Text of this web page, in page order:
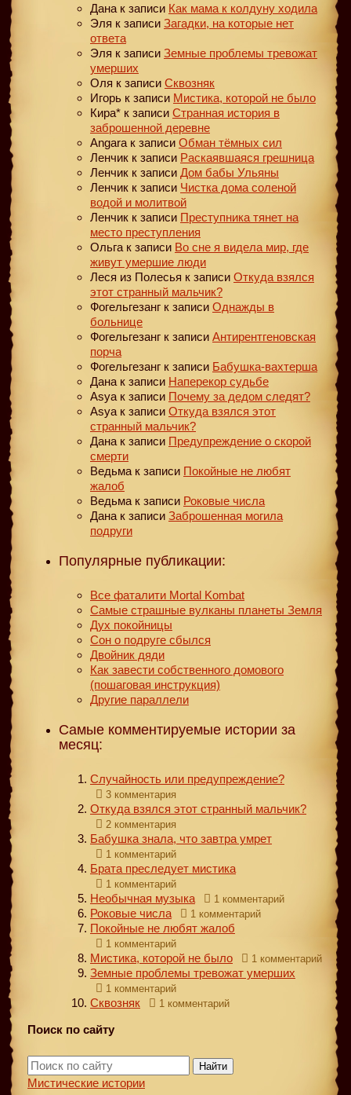
Дана к записи Как мама к колдуну ходила
Эля к записи Загадки, на которые нет
ответа
Эля к записи Земные проблемы тревожат
умерших
Оля к записи Сквозняк
Игорь к записи Мистика, которой не было
Кира* к записи Странная история в
заброшенной деревне
Angara к записи Обман тёмных сил
Ленчик к записи Раскаявшаяся грешница
Ленчик к записи Дом бабы Ульяны
Ленчик к записи Чистка дома соленой
водой и молитвой
Ленчик к записи Преступника тянет на
место преступления
Ольга к записи Во сне я видела мир, где
живут умершие люди
Леся из Полесья к записи Откуда взялся
этот странный мальчик?
Фогельгезанг к записи Однажды в
больнице
Фогельгезанг к записи Антирентгеновская
порча
Фогельгезанг к записи Бабушка-вахтерша
Дана к записи Наперекор судьбе
Asya к записи Почему за дедом следят?
Asya к записи Откуда взялся этот
странный мальчик?
Дана к записи Предупреждение о скорой
смерти
Ведьма к записи Покойные не любят
жалоб
Ведьма к записи Роковые числа
Дана к записи Заброшенная могила
подруги
Популярные публикации:
Все фаталити Mortal Kombat
Самые страшные вулканы планеты Земля
Дух покойницы
Сон о подруге сбылся
Двойник дяди
Как завести собственного домового
(пошаговая инструкция)
Другие параллели
Самые комментируемые истории за
месяц:
Случайность или предупреждение?
3 комментария
Откуда взялся этот странный мальчик?
2 комментария
Бабушка знала, что завтра умрет
1 комментарий
Брата преследует мистика
1 комментарий
Необычная музыка 1 комментарий
Роковые числа 1 комментарий
Покойные не любят жалоб
1 комментарий
Мистика, которой не было 1 комментарий
Земные проблемы тревожат умерших
1 комментарий
Сквозняк 1 комментарий
Поиск по сайту
Найти
Мистические истории